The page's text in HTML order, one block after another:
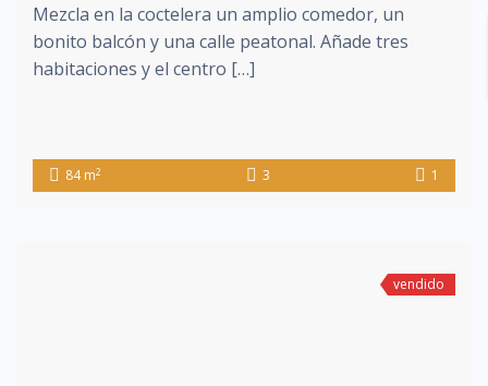
Mezcla en la coctelera un amplio comedor, un
bonito balcón y una calle peatonal. Añade tres
habitaciones y el centro […]
84 m2 3 1
vendido